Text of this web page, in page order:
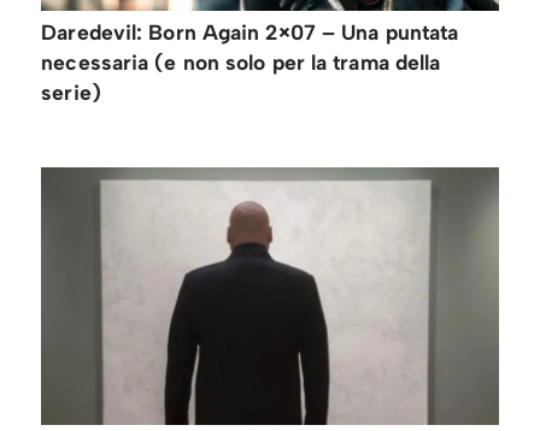
Daredevil: Born Again 2×07 – Una puntata
necessaria (e non solo per la trama della
serie)